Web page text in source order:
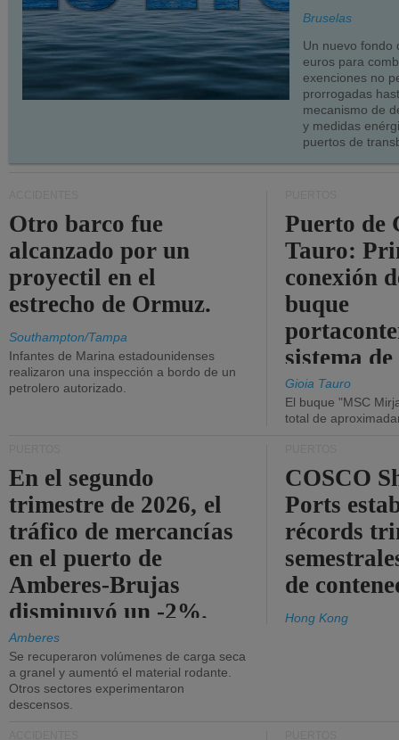
Bruselas
Un nuevo fondo
euros para
exenciones no
prorrogadas
mecanismo de
y medidas
puertos de
Otro barco fue
alcanzado por un
proyectil en el
estrecho de Ormuz.
Southampton/Tampa
Infantes de Marina estadounidenses
realizaron una inspección a bordo de un
petrolero autorizado.
Puerto de
Tauro:
conexión
buque
sistema
la red
Gioia Tauro
El buque "MSC
total de
En el segundo
trimestre de 2026, el
tráfico de mercancías
en el puerto de
Amberes-Brujas
disminuyó un -2%.
Amberes
Se recuperaron volúmenes de carga seca
a granel y aumentó el material rodante.
Otros sectores experimentaron
descensos.
COSCO
Ports
récords
de
Hong Kong